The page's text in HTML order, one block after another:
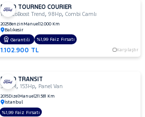
FORD TOURNEO COURIER
1.0 EcoBoost Trend ,98Hp,Combi Camlı
2025Benzin Manuel12.000 Km
Balıkesir
1.102.900 TL Karşılaştır
Garantili %1,99 Faiz Fırsatı
FORD TRANSIT
350 M ,153Hp, Panel Van
2015DizelManuel211.581 Km
İstanbul
%1,99 Faiz Fırsatı